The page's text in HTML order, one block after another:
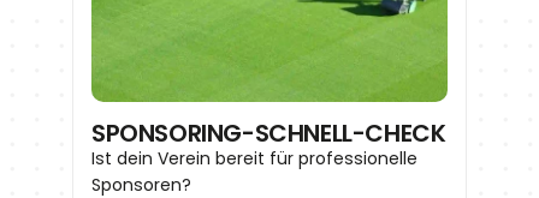
SPONSORING-SCHNELL-CHECK
Ist dein Verein bereit für professionelle
Sponsoren?